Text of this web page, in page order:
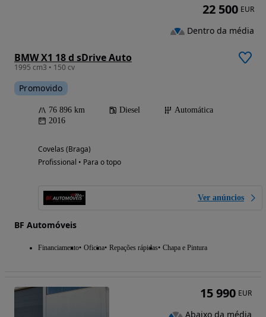
BMW X1 18 d sDrive Auto
1995 cm3 • 150 cv
Promovido
76 896 km Diesel
Automática
2016
Covelas (Braga)
Profissional • Para o topo
Ver anúncios
BF Automóveis
Financiamento Oficina Repações rápidas Chapa e Pintura
22 500 EUR
Dentro da média
15 990 EUR
Abaixo da média